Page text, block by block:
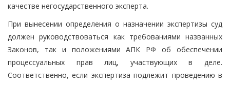
качестве негосударственного эксперта.
При вынесении определения о назначении экспертизы суд
должен руководствоваться как требованиями названных
Законов, так и положениями АПК РФ об обеспечении
процессуальных прав лиц, участвующих в деле.
Соответственно, если экспертиза подлежит проведению в